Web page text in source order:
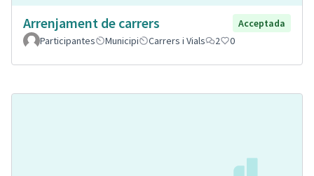
Arrenjament de carrers
Acceptada
Participantes
Municipi Carrers i Vials 2 0